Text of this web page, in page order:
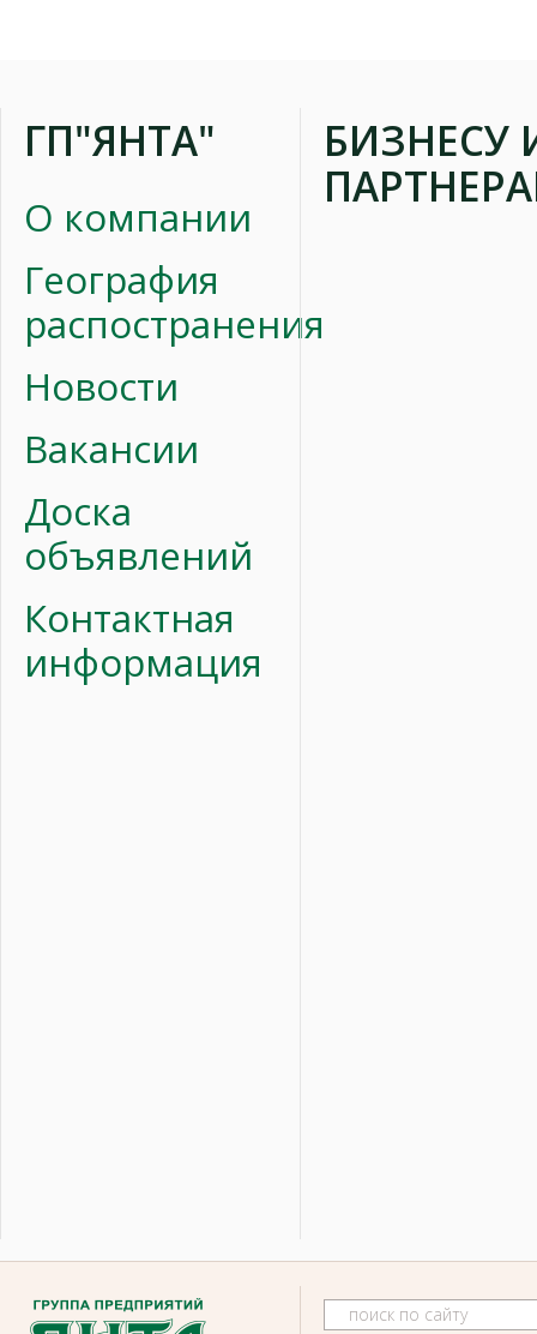
ГП"ЯНТА"
О компании
География
распостранения
Новости
Вакансии
Доска
объявлений
Контактная
информация
БИЗНЕСУ